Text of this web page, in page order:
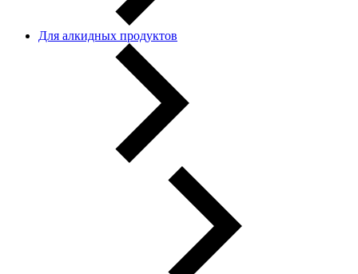
Для алкидных продуктов